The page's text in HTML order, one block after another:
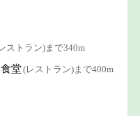
ストラン)まで340m
堂(レストラン)まで400m